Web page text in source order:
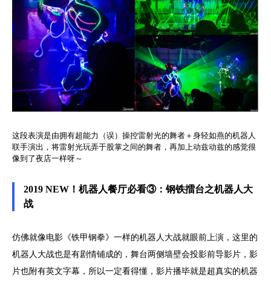
这段表演是由拥有超能力（误）操控雷射光的舞者＋身轻如燕的机器人
联手演出，将雷射光玩弄于股掌之间的舞者，再加上动兹动兹的感觉很
像到了夜店一样呀～
2019 NEW！机器人餐厅必看③：钢铁擂台之机器人大
战
仿佛就像电影《铁甲钢拳》一样的机器人大战就眼前上演，这里的
机器人大战也是有剧情铺成的，舞台两侧墙壁会投影前导影片，影
片也附有英文字幕，所以一定看得懂，影片播毕就是超真实的机器